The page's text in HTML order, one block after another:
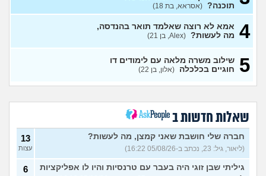
לשום מקום
(ללללל, בת 24)
לימודים בתחום מזרחנות/
קרימינולוגיה עם אבחנות
פסיכיאטריות
(בר, בת 27)
ללמוד פסיכולוגיה? (מישהו, בן
87)
הייתם בוחרים לנשור מבית
ספר כדי להתחיל מוקדם יותר?
(ירין, בת 19)
עצות
סיימתי תואר והבנתי שאני לא
רוצה לעבוד בתחום, מה
עכשיו?
9
עצות
מס שאלות לסטודנטים ובוגרים
1
תוכנה? (אסראא, בת 18)
4 אמא לא רוצה שאלמד תואר בהנדסה,
מה לעשות? (Alex, בן 21)
5 שילוב משרה מלאה עם לימודים דו
חוגיים בכלכלה (אלון, בן 22)
שאלות חדשות ב
חברה שלי חושבת שאני קמצן, מה לעשות?
(ליאור, גיל: 23, נכתב ב-05/08/26 16:22)
13
עצות
גיליתי שבן זוגי היה בעבר עם טרנסיות והיו לו אפליקציות
6